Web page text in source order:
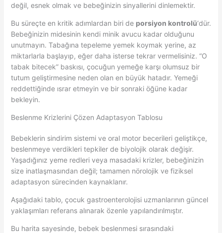
değil, esnek olmak ve bebeğinizin sinyallerini dinlemektir.
Bu süreçte en kritik adımlardan biri de porsiyon kontrolü‘dür.
Bebeğinizin midesinin kendi minik avucu kadar olduğunu
unutmayın. Tabağına tepeleme yemek koymak yerine, az
miktarlarla başlayıp, eğer daha isterse tekrar vermelisiniz. “O
tabak bitecek” baskısı, çocuğun yemeğe karşı olumsuz bir
tutum geliştirmesine neden olan en büyük hatadır. Yemeği
reddettiğinde ısrar etmeyin ve bir sonraki öğüne kadar
bekleyin.
Beslenme Krizlerini Çözen Adaptasyon Tablosu
Bebeklerin sindirim sistemi ve oral motor becerileri geliştikçe,
beslenmeye verdikleri tepkiler de biyolojik olarak değişir.
Yaşadığınız yeme redleri veya masadaki krizler, bebeğinizin
size inatlaşmasından değil; tamamen nörolojik ve fiziksel
adaptasyon sürecinden kaynaklanır.
Aşağıdaki tablo, çocuk gastroenterolojisi uzmanlarının güncel
yaklaşımları referans alınarak özenle yapılandırılmıştır.
Bu harita sayesinde, bebek beslenmesi sırasındaki